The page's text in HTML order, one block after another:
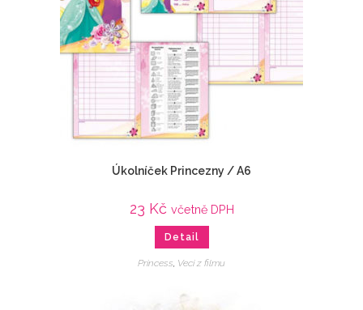
Úkolníček Princezny / A6
23 Kč včetně DPH
Detail
Princess Veci z filmu